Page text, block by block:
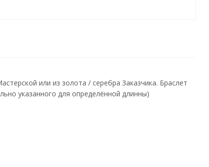
или из золота / серебра Заказчика. Браслет
указанного для определённой длинны)